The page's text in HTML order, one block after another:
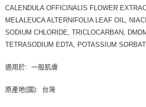
CALENDULA OFFICINALIS FLOWER
MELALEUCA ALTERNIFOLIA LEAF OIL,
SODIUM CHLORIDE, TRICLOCARBAN,
TETRASODIUM EDTA, POTASSIUM
適用於: 一般肌膚
原產地(國): 台灣